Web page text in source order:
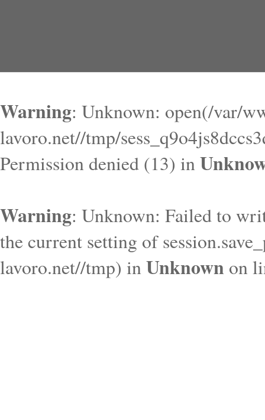
Warning: Unknown: open(/var/
lavoro.net//tmp/
Permission denied (13) in
Warning: Unknown: Failed to
the current setting of
lavoro.net//tmp) inUnknown on